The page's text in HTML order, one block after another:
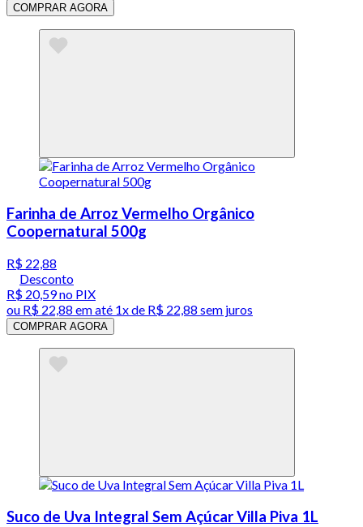
COMPRAR AGORA
Farinha de Arroz Vermelho Orgânico
Coopernatural 500g
R$ 22,88
Desconto
R$ 20,59no PIX
ou R$ 22,88 em até 1x de R$ 22,88 sem juros
COMPRAR AGORA
Suco de Uva Integral Sem Açúcar Villa Piva 1L